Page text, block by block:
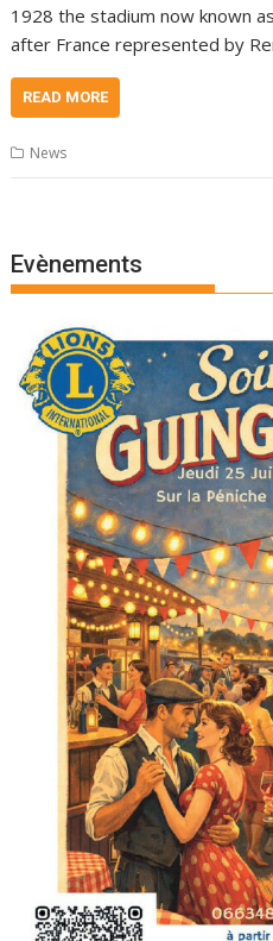
1928 the stadium now known
after France represented by
READ MORE
News
Evènements